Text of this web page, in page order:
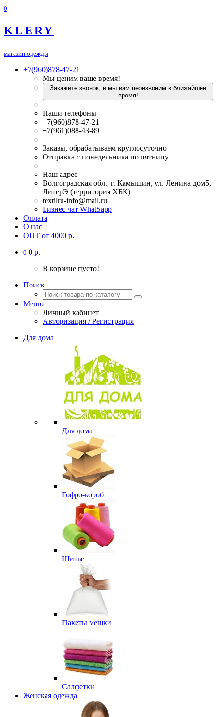
0
KLERY
магазин одежды
+7(960)878-47-21
Мы ценим ваше время!
Закажите звонок, и мы вам перезвоним в ближайшее
время!
Наши телефоны
+7(960)878-47-21
+7(961)088-43-89
Заказы, обрабатываем круглосуточно
Отправка с понедельника по пятницу
Наш адрес
Волгоградская обл., г. Камышин, ул. Ленина дом5,
ЛитерЭ (территория ХБК)
textilru-info@mail.ru
Бизнес чат WhatSapp
Оплата
О нас
ОПТ от 4000 р.
0 0 р.
В корзине пусто!
Поиск
Меню
Личный кабинет
Авторизация / Регистрация
Для дома
Для дома
Гофро-короб
Шитье
Пакеты мешки
Салфетки
Женская одежда